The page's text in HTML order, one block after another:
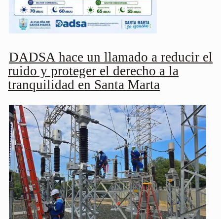
DADSA hace un llamado a reducir el
ruido y proteger el derecho a la
tranquilidad en Santa Marta